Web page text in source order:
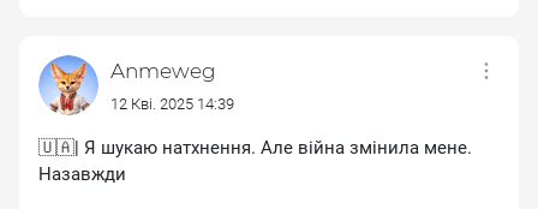
Anmeweg
12 Кві. 2025 14:39
🇺🇦| Я шукаю натхнення. Але війна змінила мене.
Назавжди